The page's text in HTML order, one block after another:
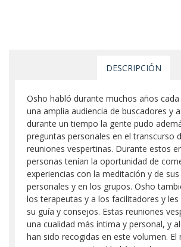
DESCRIPCIÓN
Osho habló durante muchos años
una amplia audiencia de buscadores y
durante un tiempo la gente pudo
preguntas personales en el transcurso
reuniones vespertinas. Durante estos
personas tenían la oportunidad de
experiencias con la meditación y de
personales y en los grupos. Osho
los terapeutas y a los facilitadores y les
su guía y consejos. Estas reuniones
una cualidad más íntima y personal, y
han sido recogidas en este volumen. El